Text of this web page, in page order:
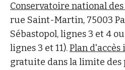
Conservatoire national
rue Saint-Martin, 75003
Sébastopol, lignes 3 et 4
lignes 3 et 11).Plan d'accès
gratuite dans la limite des